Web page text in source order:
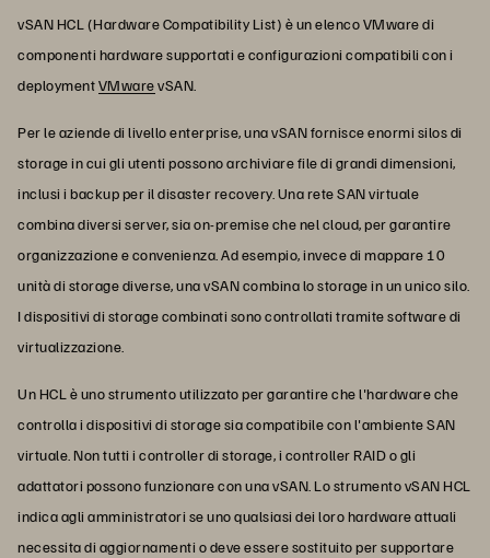
vSAN HCL (Hardware Compatibility List) è un elenco VMware di
componenti hardware supportati e configurazioni compatibili con i
deploymentVMwarevSAN.
Per le aziende di livello enterprise, una vSAN fornisce enormi silos di
storage in cui gli utenti possono archiviare file di grandi dimensioni,
inclusi i backup per il disaster recovery. Una rete SAN virtuale
combina diversi server, sia on-premise che nel cloud, per garantire
organizzazione e convenienza. Ad esempio, invece di mappare 10
unità di storage diverse, una vSAN combina lo storage in un unico silo.
I dispositivi di storage combinati sono controllati tramite software di
virtualizzazione.
Un HCL è uno strumento utilizzato per garantire che l'hardware che
controlla i dispositivi di storage sia compatibile con l'ambiente SAN
virtuale. Non tutti i controller di storage, i controller RAID o gli
adattatori possono funzionare con una vSAN. Lo strumento vSAN HCL
indica agli amministratori se uno qualsiasi dei loro hardware attuali
necessita di aggiornamenti o deve essere sostituito per supportare